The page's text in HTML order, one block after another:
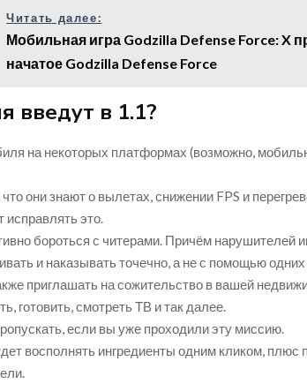
Читать далее:
Мобильная игра Godzilla Defense Force: X
начатое Godzilla Defense Force
введут в 1.1?
на некоторых платформах (возможно,
они знают о вылетах, снижении FPS и
это.
бороться с читерами. Причём нарушителей
и наказывать точечно, а не с помощью
приглашать на сожительство в вашей
готовить, смотреть ТВ и так далее.
если вы уже проходили эту миссию.
восполнять ингредиенты одним кликом, плюс